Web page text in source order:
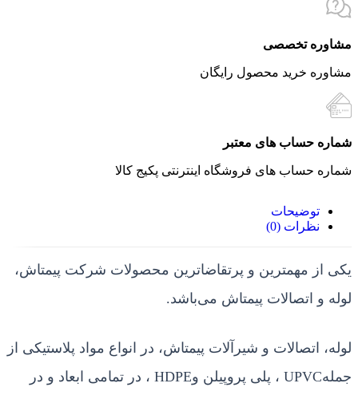
مشاوره تخصصی
مشاوره خرید محصول رایگان
شماره حساب های معتبر
شماره حساب های فروشگاه اینترنتی پکیج کالا
توضیحات
نظرات (0)
یکی از مهمترین و پرتقاضاترین محصولات شرکت پیمتاش،
لوله و اتصالات پیمتاش می‌باشد.
لوله، اتصالات و شیرآلات پیمتاش، در انواع مواد پلاستیکی از
جملهUPVC ، پلی پروپیلن وHDPE ، در تمامی ابعاد و در